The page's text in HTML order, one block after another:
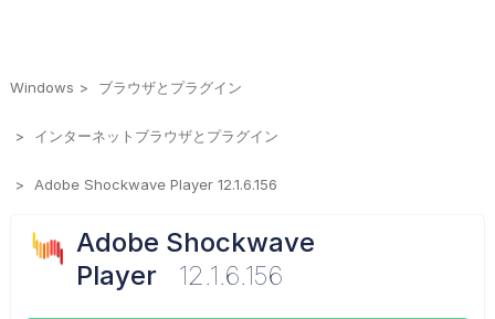
Windows ブラウザとプラグイン
インターネットブラウザとプラグイン
Adobe Shockwave Player 12.1.6.156
Adobe Shockwave
Player
12.1.6.156